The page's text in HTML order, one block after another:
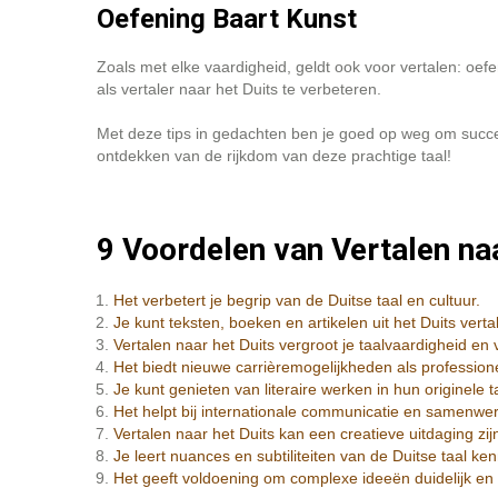
Oefening Baart Kunst
Zoals met elke vaardigheid, geldt ook voor vertalen:
als vertaler naar het Duits te verbeteren.
Met deze tips in gedachten ben je goed op weg om
ontdekken van de rijkdom van deze prachtige taal!
9 Voordelen van Vertalen
Het verbetert je begrip van de Duitse taal en cultuur.
Je kunt teksten, boeken en artikelen uit het Duits
Vertalen naar het Duits vergroot je taalvaardigheid en
Het biedt nieuwe carrièremogelijkheden als
Je kunt genieten van literaire werken in hun originele
Het helpt bij internationale communicatie en
Vertalen naar het Duits kan een creatieve uitdaging
Je leert nuances en subtiliteiten van de Duitse taal
Het geeft voldoening om complexe ideeën duidelijk